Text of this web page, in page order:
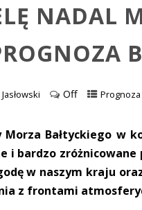
NADAL
Off
Bałtyckiego w
i bardzo
w naszym kraju
z frontami